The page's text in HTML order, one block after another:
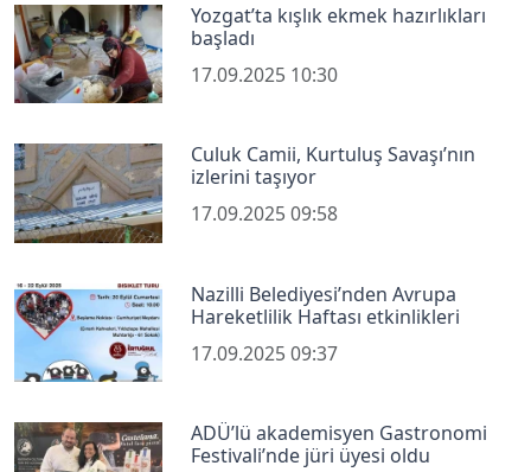
Yozgat’ta kışlık ekmek hazırlıkları
başladı
17.09.2025 10:30
Culuk Camii, Kurtuluş Savaşı’nın
izlerini taşıyor
17.09.2025 09:58
Nazilli Belediyesi’nden Avrupa
Hareketlilik Haftası etkinlikleri
17.09.2025 09:37
ADÜ’lü akademisyen Gastronomi
Festivali’nde jüri üyesi oldu